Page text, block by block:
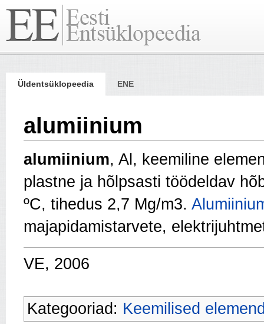
Üldentsüklopeedia ENE
alumiinium
alumiinium, Al, keemiline
plastne ja hõlpsasti töödeldav
ºC, tihedus 2,7 Mg/m3.
majapidamistarvete,
VE, 2006
Kategooriad: Keemilised